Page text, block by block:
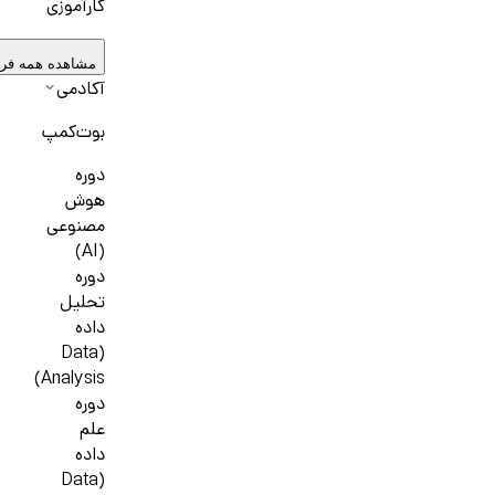
کارآموزی
مشاهده همه
آکادمی
بوت‌کمپ
دوره
هوش
مصنوعی
(AI)
دوره
تحلیل
داده
(Data
Analysis)
دوره
علم
داده
(Data